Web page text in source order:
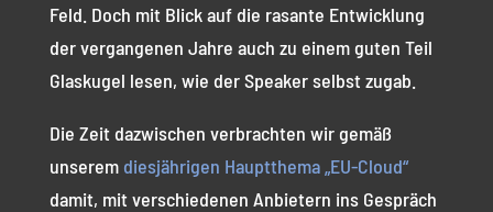
Feld. Doch mit Blick auf die rasante Entwicklung
der vergangenen Jahre auch zu einem guten Teil
Glaskugel lesen, wie der Speaker selbst zugab.
Die Zeit dazwischen verbrachten wir gemäß
unserem diesjährigen Hauptthema „EU-Cloud“
damit, mit verschiedenen Anbietern ins Gespräch